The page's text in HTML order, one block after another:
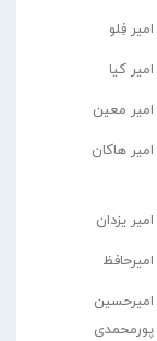
امیر فِلو
امیر کیا
امیر معین
امیر هاکان
امیر یزدان
امیرحافظ
امیرحسین
پورمحمدی